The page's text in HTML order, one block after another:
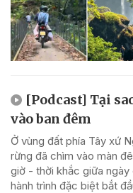
[Podcast] Tại
vào ban đêm
Ở vùng đất phía Tây xứ
rừng đã chìm vào màn
giờ - thời khắc giữa
hành trình đặc biệt bắt